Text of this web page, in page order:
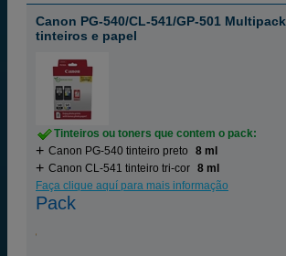
Canon PG-540/CL-541/GP-501 Multipack
tinteiros e papel
Tinteiros ou toners que contem o pack:
Canon PG-540 tinteiro preto
8 ml
Canon CL-541 tinteiro tri-cor 8 ml
Faça clique aquí para mais informação
Pack